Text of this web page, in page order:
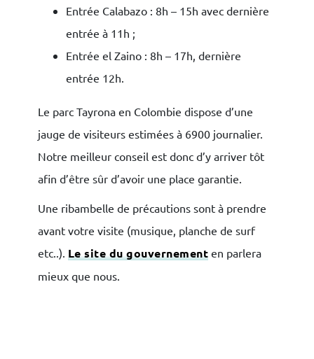
Entrée Calabazo : 8h – 15h avec dernière
entrée à 11h ;
Entrée el Zaino : 8h – 17h, dernière
entrée 12h.
Le parc Tayrona en Colombie dispose d’une
jauge de visiteurs estimées à 6900 journalier.
Notre meilleur conseil est donc d’y arriver tôt
afin d’être sûr d’avoir une place garantie.
Une ribambelle de précautions sont à prendre
avant votre visite (musique, planche de surf
etc..). Le site du gouvernement en parlera
mieux que nous.